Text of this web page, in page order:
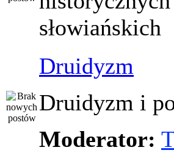
słowiańskich
Druidyzm
Druidyzm i
Moderator: